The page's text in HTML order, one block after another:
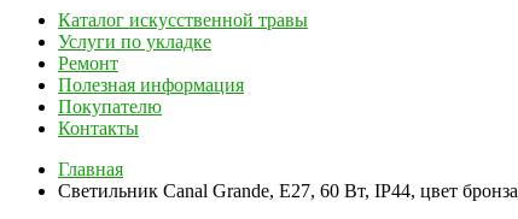
Каталог искусственной травы
Услуги по укладке
Ремонт
Полезная информация
Покупателю
Контакты
Главная
Светильник Canal Grande, E27, 60 Вт, IP44, цвет бронза